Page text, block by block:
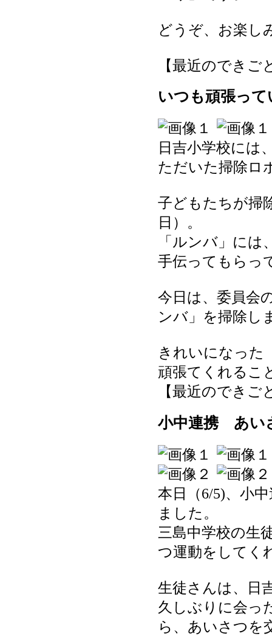
どうぞ、お楽し
【最近のできご
いつも頑張っ
日吉小学校には
ただいた掃除ロ
子どもたちが掃
日）。
「ルンバ」に
手伝ってもらっ
今日は、委員会
ンバ」を掃除し
きれいになった
頑張てくれるこ
【最近のできご
小中連携 あい
本日（6/5)、小
ました。
三島中学校の生
つ運動をしてく
生徒さんは、日
久しぶりに会っ
ら、あいさつを